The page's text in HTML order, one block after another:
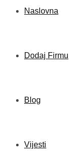
Naslovna
Dodaj Firmu
Blog
Vijesti